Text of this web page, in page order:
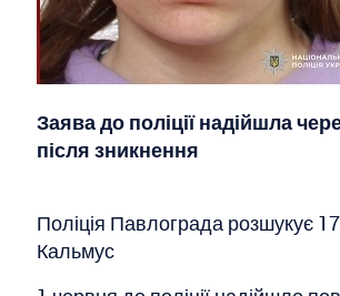
Заява до поліції надійшла
після зникнення
Поліція Павлограда розшукує
Кальмус